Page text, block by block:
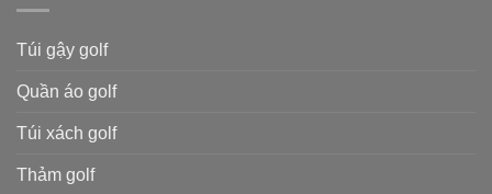
Túi gậy golf
Quần áo golf
Túi xách golf
Thảm golf